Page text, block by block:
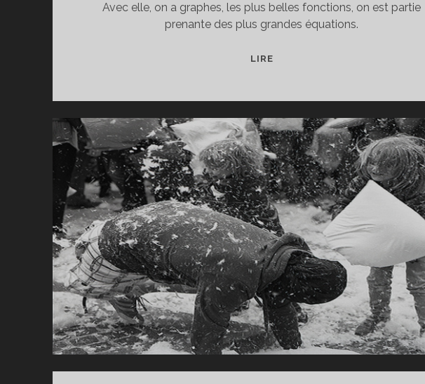
Avec elle, on a graphes, les plus belles fonctions, on est partie
prenante des plus grandes équations.
LIRECALCULATRICE
DE
VOTRE
RÉUSSITE.